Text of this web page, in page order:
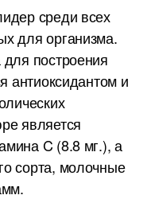
среди всех
для организма.
построения
антиоксидантом и
является
C (8.8 мг.), а
сорта, молочные